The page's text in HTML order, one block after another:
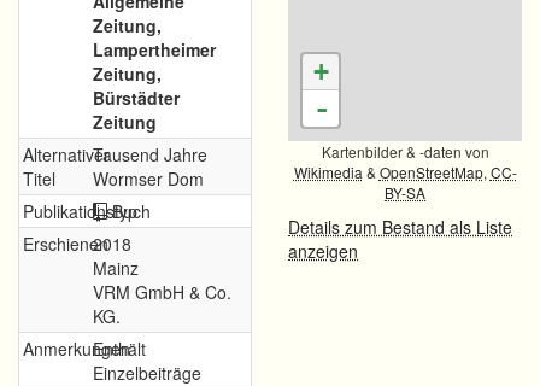
Zeitung,
Lampertheimer
Zeitung,
Bürstädter
Zeitung
Alternativer
Titel
Tausend Jahre
Wormser Dom
Publikationstyp
Buch
Erschienen2018
Mainz
VRM GmbH & Co.
KG.
Anmerkungen
Enthält
Einzelbeiträge
+
-
Kartenbilder & -daten von
Wikimedia & OpenStreetMap, CC-
BY-SA
Details zum Bestand als Liste
anzeigen